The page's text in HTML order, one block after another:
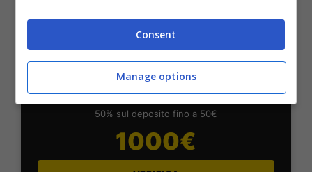
SNAI
Bonus Benvenuto Sport: fino a 1.000€
50% sul deposito fino a 50€
1000€
Consent
Manage options